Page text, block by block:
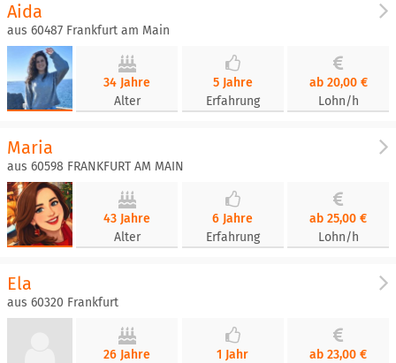
Aida
aus 60487 Frankfurt am Main
34 Jahre
Alter
5 Jahre
Erfahrung
ab 20,00 €
Lohn/h
Maria
aus 60598 FRANKFURT AM MAIN
43 Jahre
Alter
6 Jahre
Erfahrung
ab 25,00 €
Lohn/h
Ela
aus 60320 Frankfurt
26 Jahre
1 Jahr
ab 23,00 €